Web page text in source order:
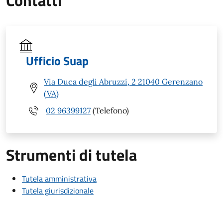
Ufficio Suap
Via Duca degli Abruzzi, 2 21040 Gerenzano
(VA)
02 96399127 (Telefono)
Strumenti di tutela
Tutela amministrativa
Tutela giurisdizionale